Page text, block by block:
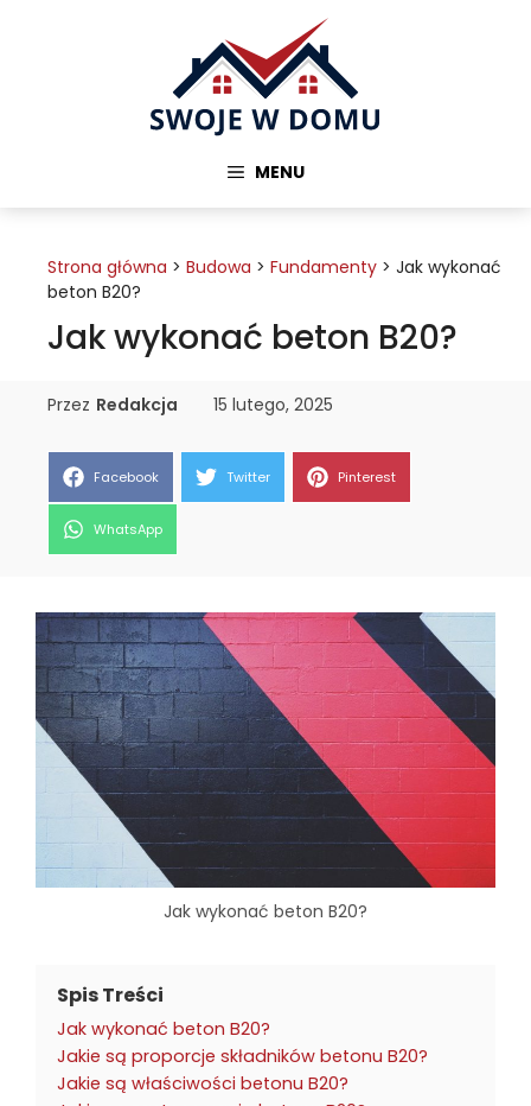
MENU
Strona główna > Budowa > Fundamenty > Jak wykonać
beton B20?
Jak wykonać beton B20?
Przez Redakcja 15 lutego, 2025
Share
on
Facebook Share
on
Twitter Share
on
Pinterest
Share
on
WhatsApp
Jak wykonać beton B20?
Spis Treści
Jak wykonać beton B20?
Jakie są proporcje składników betonu B20?
Jakie są właściwości betonu B20?